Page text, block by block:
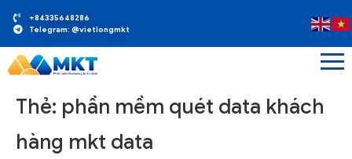
+84335648286
Telegram: @vietlongmkt
Thẻ: phần mềm quét data khách
hàng mkt data